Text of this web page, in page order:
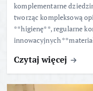
komplementarne
tworząc kompleksową
**higienę**, regularne
innowacyjnych
Czytaj więcej